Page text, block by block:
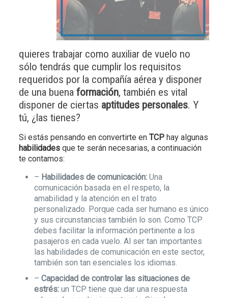
quieres trabajar como auxiliar de vuelo no
sólo tendrás que cumplir los requisitos
requeridos por la compañía aérea y disponer
de una buena formación, también es vital
disponer de ciertas aptitudes personales. Y
tú, ¿las tienes?
Si estás pensando en convertirte en TCPhay algunas
habilidadesque te serán necesarias, a continuación
te contamos:
– Habilidades de comunicación:Una
comunicación basada en el respeto, la
amabilidad y la atención en el trato
personalizado. Porque cada ser humano es único
y sus circunstancias también lo son. Como TCP
debes facilitar la información pertinente a los
pasajeros en cada vuelo. Al ser tan importantes
las habilidades de comunicación en este sector,
también son tan esenciales los idiomas.
– Capacidad de controlar las situaciones de
estrés:un TCP tiene que dar una respuesta